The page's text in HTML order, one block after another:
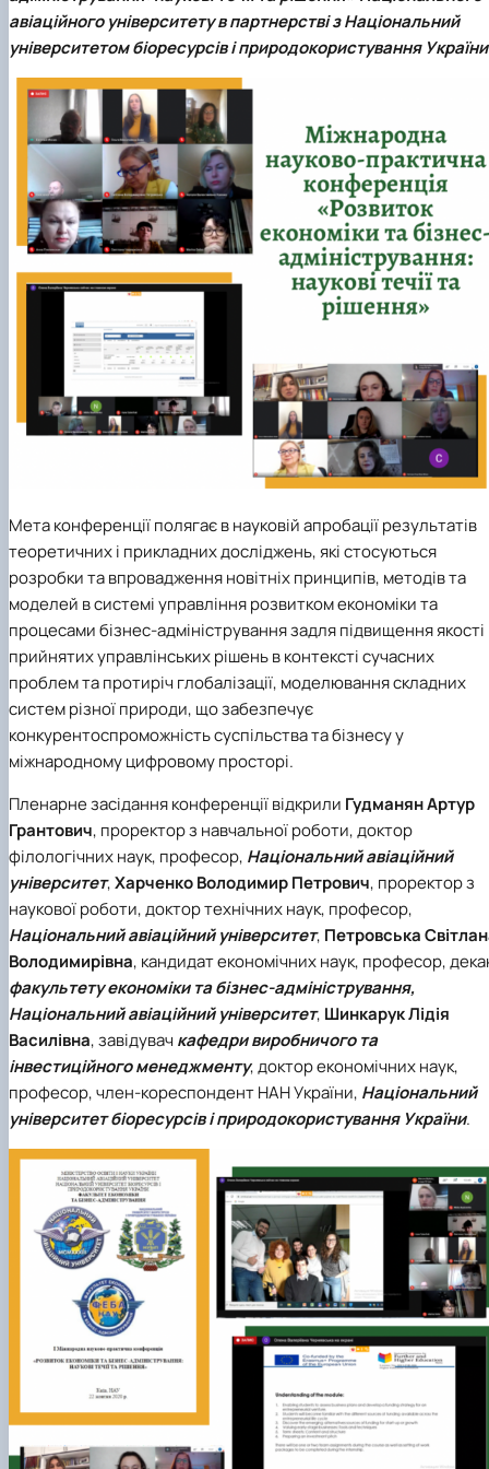
авіаційного університету в партнерстві з Національний
університетом біоресурсів і природокористування
Мета конференції полягає в науковій апробації результатів
теоретичних і прикладних досліджень, які стосуються
розробки та впровадження новітніх принципів, методів та
моделей в системі управління розвитком економіки та
процесами бізнес-адміністрування задля підвищення якості
прийнятих управлінських рішень в контексті сучасних
проблем та протиріч глобалізації, моделювання складних
систем різної природи, що забезпечує
конкурентоспроможність суспільства та бізнесу у
міжнародному цифровому просторі.
Пленарне засідання конференції відкрили Гудманян Артур
Грантович, проректор з навчальної роботи, доктор
філологічних наук, професор, Національний авіаційний
університет,Харченко Володимир Петрович, проректор з
наукової роботи, доктор технічних наук, професор,
Національний авіаційний університет, Петровська
Володимирівна, кандидат економічних наук, професор,
факультету економіки та бізнес-адміністрування,
Національний авіаційний університет, Шинкарук Лідія
Василівна, завідувачкафедри виробничого та
інвестиційного менеджменту, доктор економічних наук,
професор, член-кореспондент НАН України, Національний
університет біоресурсів і природокористування України.